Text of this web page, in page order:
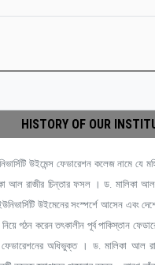
HISTORY OF OUR
উইমেন্স ফেডারেশন কলেজ নামে যে
আল রাজীর চিন্তার ফসল । ড. মালিকা আল
উইমেনের সংস্পর্শে আসেন এবং দেশে
নিয়ে গঠন করেন তৎকালীন পূর্ব পাকিস্তান
ফেডারেশনের অধিভুক্ত । ড. মালিকা আল